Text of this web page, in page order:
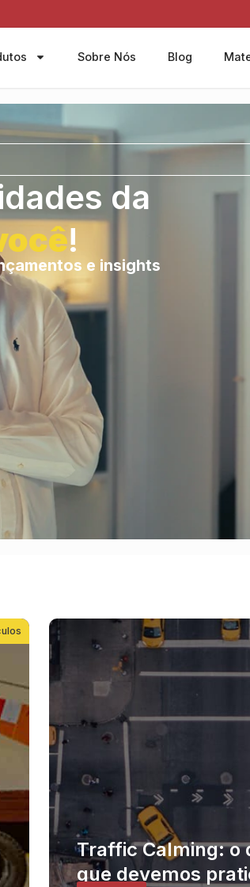
Sobre Nós Blog
da
!
e insights
Traffic Calming: o
que devemos